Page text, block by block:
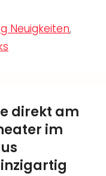
Neuigkeiten,
direkt am
im